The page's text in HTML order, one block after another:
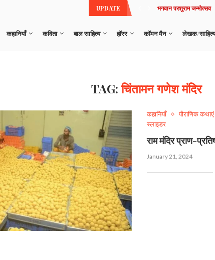
UPDATE भगवान परशुराम जन्मोत्सव
कहानियाँ कविता बाल साहित्य हॉरर कॉमन मैन लेखक/
TAG:चिंतामन गणेश मंदिर
कहानियाँ पौराणिक कथाएं
स्लाइडर
राम मंदिर प्राण-
January 21, 2024